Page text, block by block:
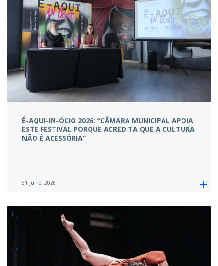
É-AQUI-IN-ÓCIO 2026: “CÂMARA MUNICIPAL APOIA
ESTE FESTIVAL PORQUE ACREDITA QUE A CULTURA
NÃO É ACESSÓRIA”
31 Julho, 2026